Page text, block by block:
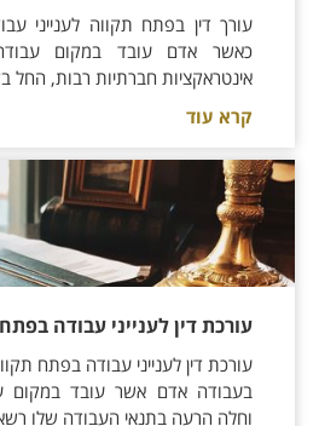
עורך דין בפתח תקווה לענייני
כאשר אדם עובד במקום
אינטראקציות חברתיות רבות, החל
קרא עוד
עורכת דין לענייני עבודה
עורכת דין לענייני עבודה בפתח
בעבודה אדם אשר עובד במקום
וחלה הרעה בתנאי העבודה שלו